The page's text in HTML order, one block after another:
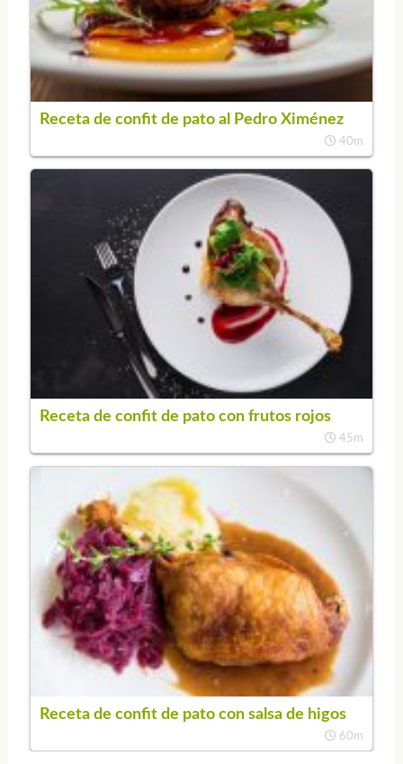
Receta de confit de pato al Pedro Ximénez
40m
Receta de confit de pato con frutos rojos
45m
Receta de confit de pato con salsa de higos
60m